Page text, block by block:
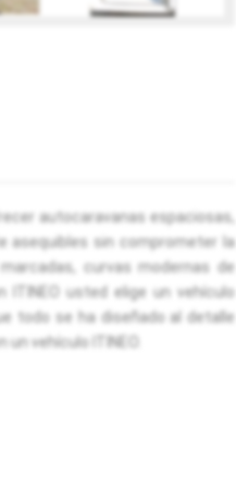
autocaravanas espaciosas,
asequibles sin comprometer la
curvas modernas de
ITINEO usted elige un vehículo
todo se ha diseñado al detalle
vehículo ITINEO.